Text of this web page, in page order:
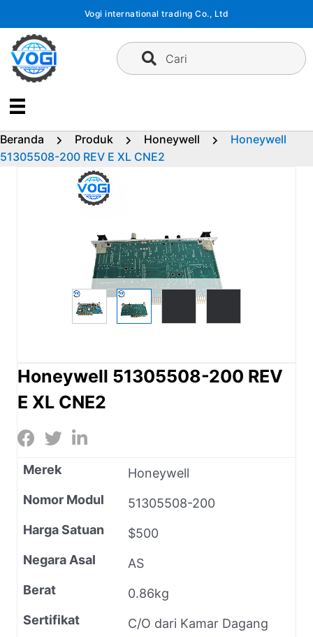
konten
Vogi international trading Co., Ltd
Cari
Beranda Produk Honeywell
Honeywell
51305508-200 REV E XL CNE2
Honeywell 51305508-200 REV
E XL CNE2
Merek
Honeywell
Nomor Modul
51305508-200
Harga Satuan
$500
Negara Asal
AS
Berat
0.86kg
Sertifikat
C/O dari Kamar Dagang